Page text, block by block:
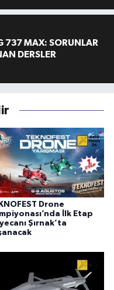
737 MAX: SORUNLAR
DERSLER
Drone
İlk Etap
Şırnak’ta